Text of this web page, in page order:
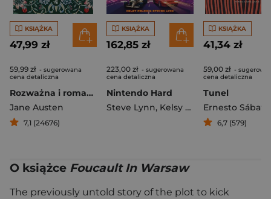
KSIĄŻKA
47,99 zł
59,99 zł - sugerowana
cena detaliczna
Rozważna i romantyczna
Jane Austen
7,1 (24676)
KSIĄŻKA
162,85 zł
223,00 zł - sugerowana
cena detaliczna
Nintendo Hard
Steve Lynn, Kelsy Polnik
KSIĄŻKA
41,34 zł
59,00 zł -
cena detaliczna
Tunel
Ernesto Sábato
6,7 (579)
O książce Foucault In Warsaw
The previously untold story of the plot to kick